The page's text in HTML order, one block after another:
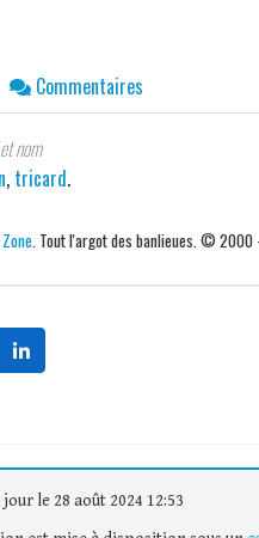
Commentaires
nom
, tricard.
. Tout l'argot des banlieues. © 2000
le 28 août 2024 12:53